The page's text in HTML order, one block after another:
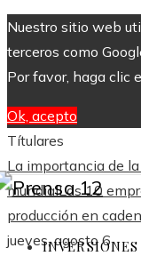
Nuestro sitio web
terceros como
Por favor, haga clic
Ok, acepto
Títulares
La importancia de
mundialLas 10
producción en
jueves, agosto 6